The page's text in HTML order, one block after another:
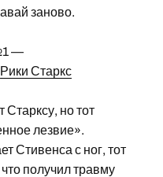
заново.
—
Рики Старкс
Старксу, но тот
лезвие».
Стивенса с ног, тот
получил травму